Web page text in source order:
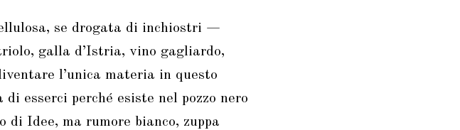
se drogata di inchiostri —
galla d’Istria, vino gagliardo,
l’unica materia in questo
esserci perché esiste nel pozzo nero
di Idee, ma rumore bianco, zuppa